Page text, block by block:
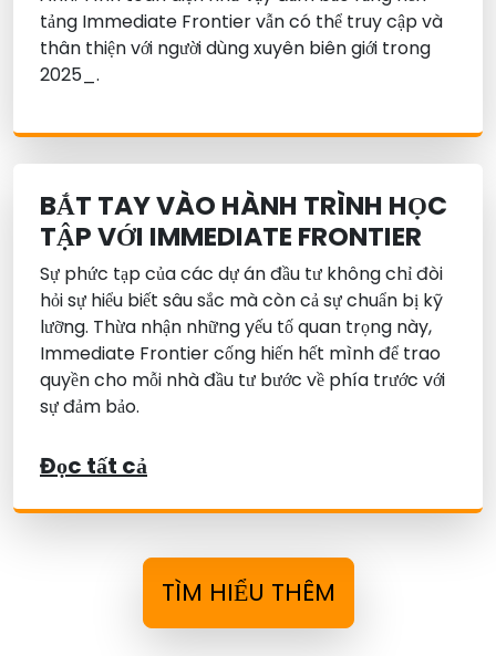
tảng Immediate Frontier vẫn có thể truy cập và
thân thiện với người dùng xuyên biên giới trong
2025_.
BẮT TAY VÀO HÀNH TRÌNH HỌC
TẬP VỚI IMMEDIATE FRONTIER
Sự phức tạp của các dự án đầu tư không chỉ đòi
hỏi sự hiểu biết sâu sắc mà còn cả sự chuẩn bị kỹ
lưỡng. Thừa nhận những yếu tố quan trọng này,
Immediate Frontier cống hiến hết mình để trao
quyền cho mỗi nhà đầu tư bước về phía trước với
sự đảm bảo.
Đọc tất cả
TÌM HIỂU THÊM